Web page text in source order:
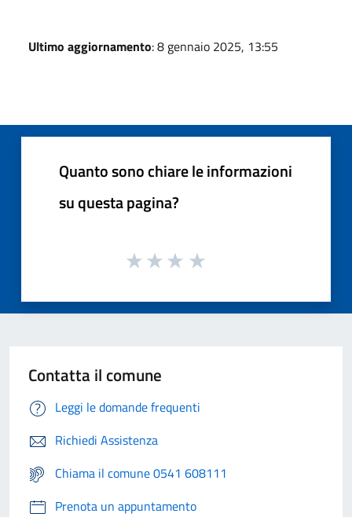
Ultimo aggiornamento: 8 gennaio 2025, 13:55
Quanto sono chiare le informazioni
su questa pagina?
Contatta il comune
Leggi le domande frequenti
Richiedi Assistenza
Chiama il comune 0541 608111
Prenota un appuntamento